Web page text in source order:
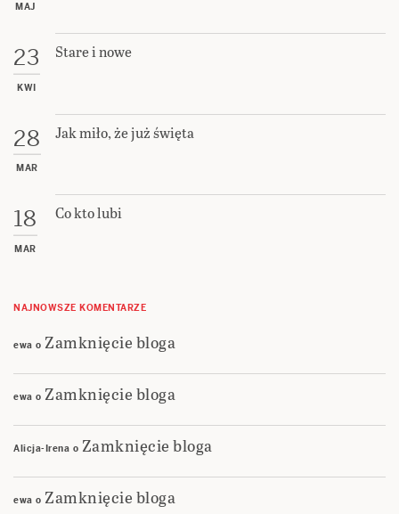
MAJ
23
KWI
Stare i nowe
28
MAR
Jak miło, że już święta
18
MAR
Co kto lubi
NAJNOWSZE KOMENTARZE
ewa o Zamknięcie bloga
ewa o Zamknięcie bloga
Alicja-Irena o Zamknięcie bloga
ewa o Zamknięcie bloga